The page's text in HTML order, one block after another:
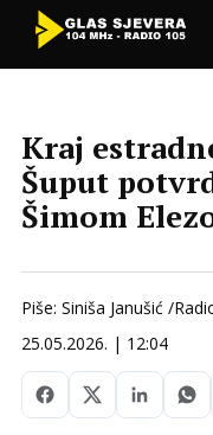
Kraj
Šuput
Šimom
Piše: Siniša Janušić /
25.05.2026. | 12:04